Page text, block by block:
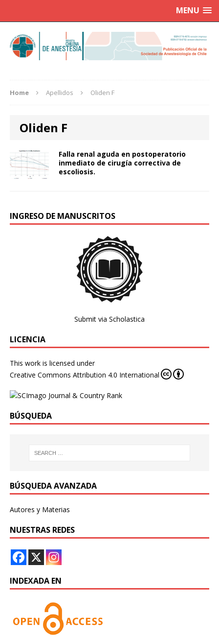
MENU
Home Apellidos Oliden F
Oliden F
Falla renal aguda en postoperatorio
inmediato de cirugía correctiva de
escoliosis.
INGRESO DE MANUSCRITOS
Submit via Scholastica
LICENCIA
This work is licensed under
Creative Commons Attribution 4.0 International
BÚSQUEDA
BÚSQUEDA AVANZADA
Autores y Materias
NUESTRAS REDES
INDEXADA EN